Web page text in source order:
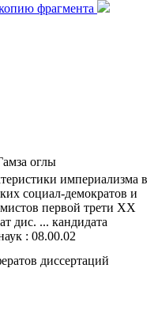
фрагмента
оглы
империализма в
социал-демократов и
первой трети XX
дис. ... кандидата
: 08.00.02
диссертаций